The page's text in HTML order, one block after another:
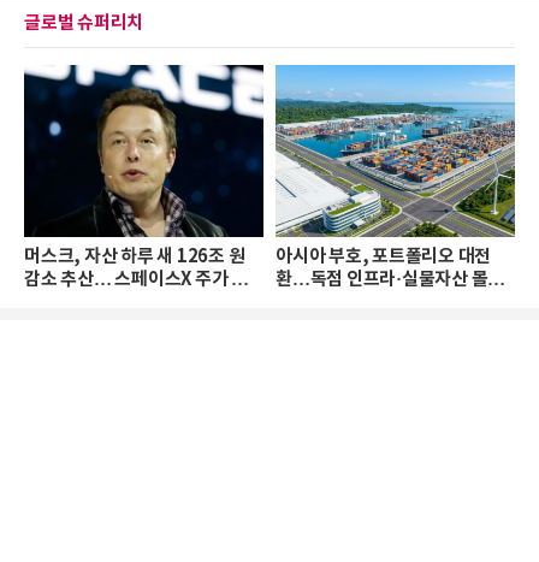
글로벌 슈퍼리치
머스크, 자산 하루 새 126조 원
감소 추산… 스페이스X 주가 하
아시아 부호, 포트폴리오 대전
환…독점 인프라·실물자산 몰린